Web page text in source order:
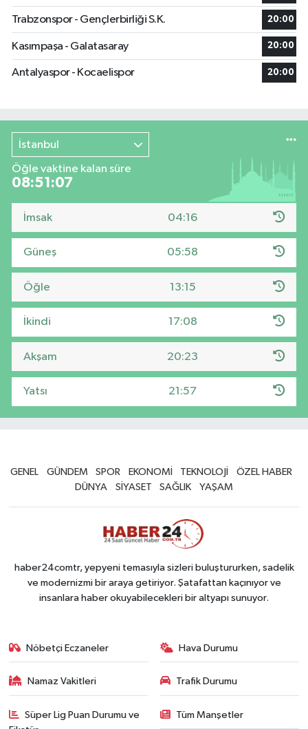
Trabzonspor - Gençlerbirliği S.K. 20:00
Kasımpaşa - Galatasaray 20:00
Antalyaspor - Kocaelispor 20:00
İstanbul
Öğle vaktine kalan süre
08:51:06
İmsak 04:16
Güneş 05:58
Öğle 13:15
İkindi 17:08
Akşam 20:23
Yatsı 21:57
GENEL GÜNDEM SPOR EKONOMİ TEKNOLOJİ
ÖZEL HABER
DÜNYA
SİYASET SAĞLIK YAŞAM
haber24comtr, yepyeni temasıyla sizleri buluştururken, sadelik
ve modernizmi bir araya getiriyor. Şatafattan kaçınıyor ve
insanlara haber okuyabilecekleri bir altyapı sunuyor.
Nöbetçi Eczaneler Hava Durumu
Namaz Vakitleri Trafik Durumu
Süper Lig Puan Durumu ve
Tüm Manşetler